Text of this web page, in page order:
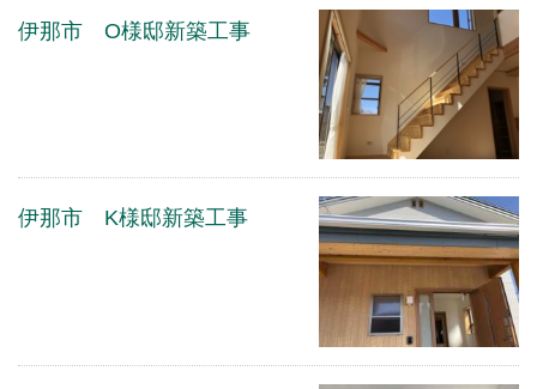
伊那市 O様邸新築工事
伊那市 K様邸新築工事